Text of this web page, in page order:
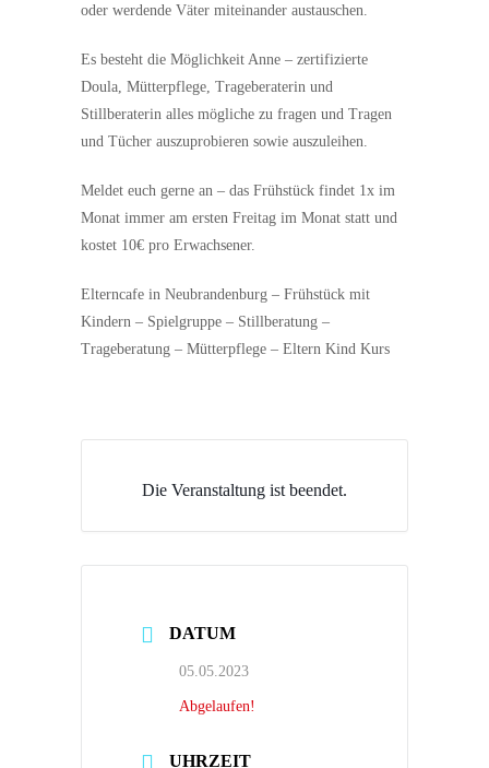
oder werdende Väter miteinander austauschen.
Es besteht die Möglichkeit Anne – zertifizierte
Doula, Mütterpflege, Trageberaterin und
Stillberaterin alles mögliche zu fragen und Tragen
und Tücher auszuprobieren sowie auszuleihen.
Meldet euch gerne an – das Frühstück findet 1x im
Monat immer am ersten Freitag im Monat statt und
kostet 10€ pro Erwachsener.
Elterncafe in Neubrandenburg – Frühstück mit
Kindern – Spielgruppe – Stillberatung –
Trageberatung – Mütterpflege – Eltern Kind Kurs
Die Veranstaltung ist beendet.
DATUM
05.05.2023
Abgelaufen!
UHRZEIT